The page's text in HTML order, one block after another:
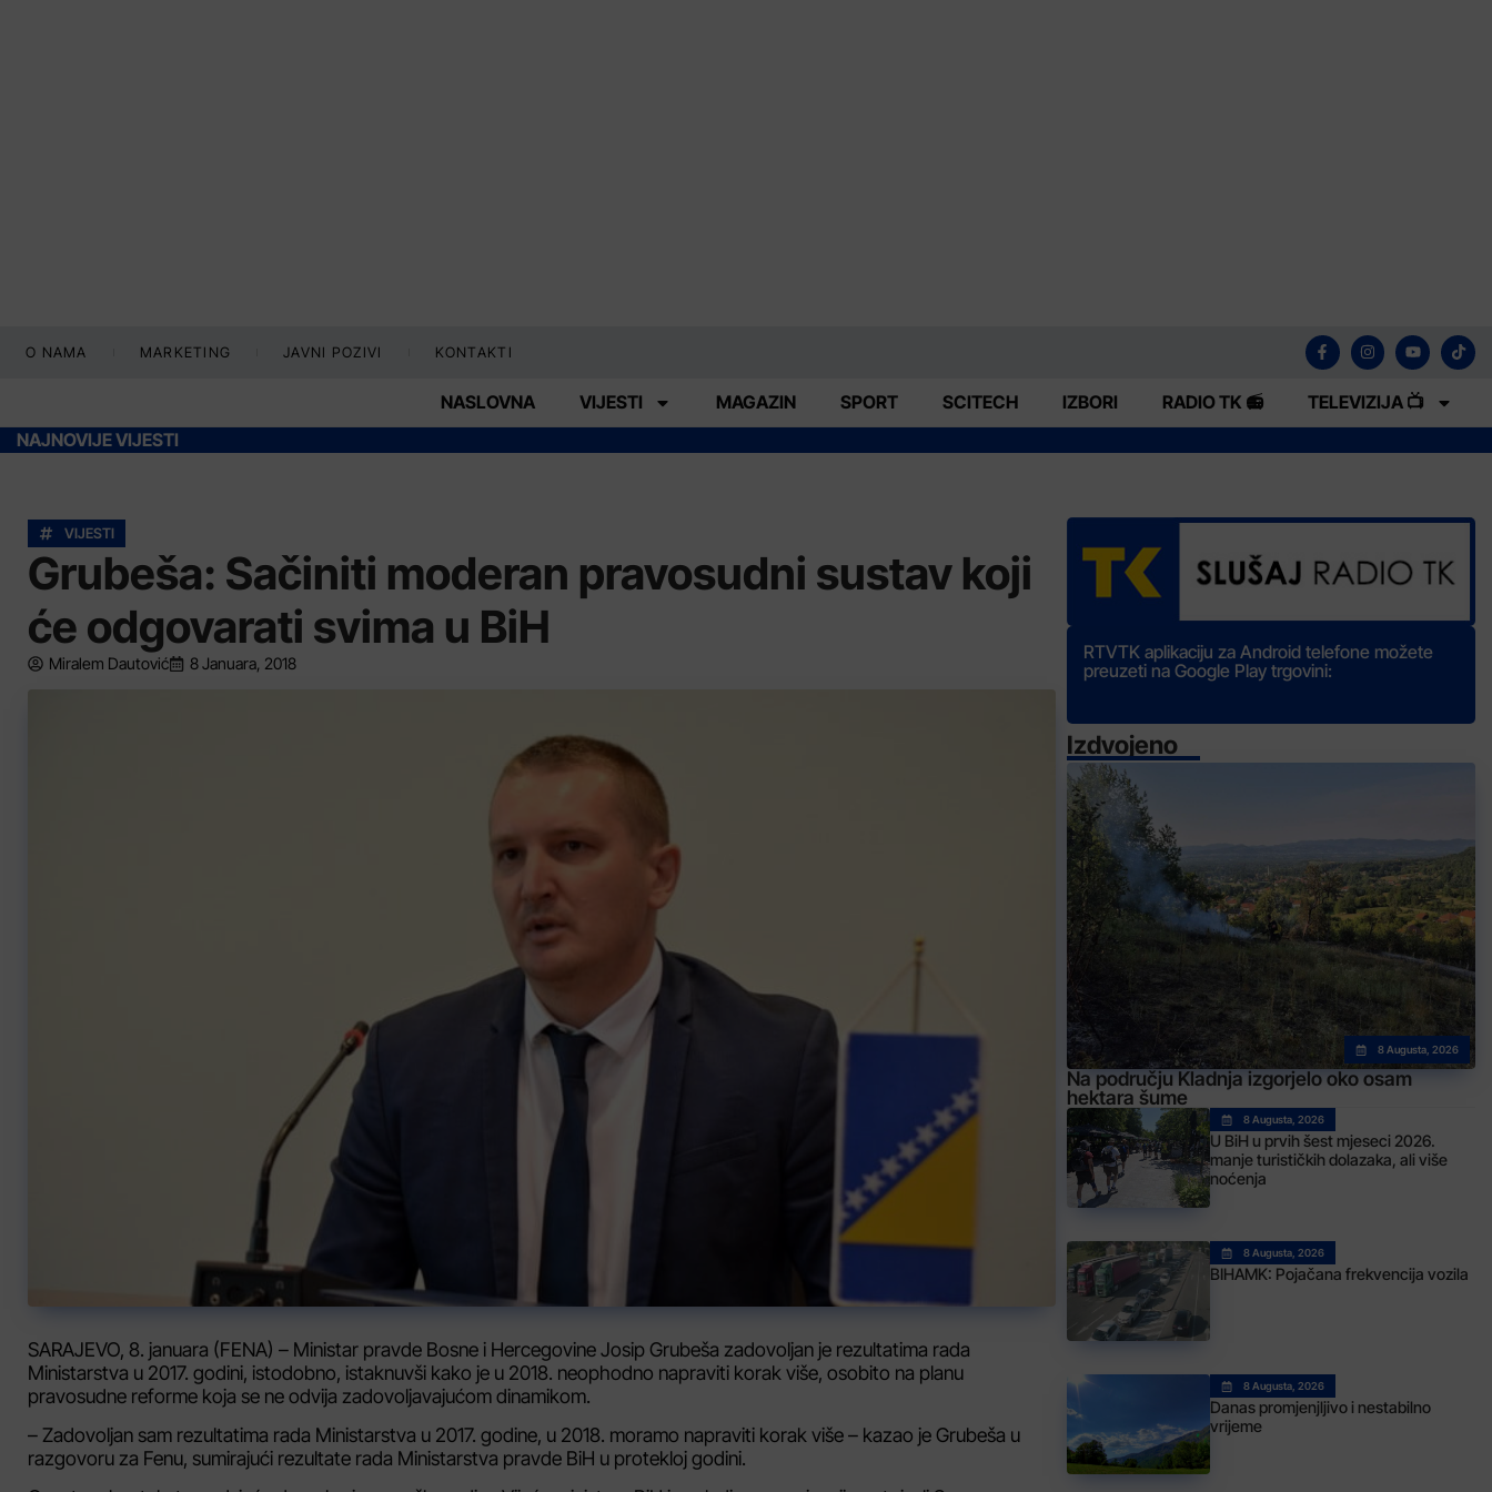
O NAMA MARKETING JAVNI POZIVI KONTAKTI
NASLOVNA VIJESTI MAGAZIN SPORT SCITECH IZBORI RADIO TK 📻
TELEVIZIJA 📺
NAJNOVIJE VIJESTI
VIJESTI
Grubeša: Sačiniti moderan pravosudni sustav koji
će odgovarati svima u BiH
Miralem Dautović 8 Januara, 2018
SARAJEVO, 8. januara (FENA) – Ministar pravde Bosne i Hercegovine Josip Grubeša zadovoljan je rezultatima rada
Ministarstva u 2017. godini, istodobno, istaknuvši kako je u 2018. neophodno napraviti korak više, osobito na planu
pravosudne reforme koja se ne odvija zadovoljavajućom dinamikom.
– Zadovoljan sam rezultatima rada Ministarstva u 2017. godine, u 2018. moramo napraviti korak više – kazao je Grubeša u
razgovoru za Fenu, sumirajući rezultate rada Ministarstva pravde BiH u protekloj godini.
RTVTK aplikaciju za Android telefone možete
preuzeti na Google Play trgovini:
Izdvojeno
8 Augusta, 2026
Na području Kladnja izgorjelo oko osam
hektara šume
8 Augusta, 2026
U BiH u prvih šest mjeseci 2026.
manje turističkih dolazaka, ali više
noćenja
8 Augusta, 2026
BIHAMK: Pojačana frekvencija vozila
8 Augusta, 2026
Danas promjenjljivo i nestabilno
vrijeme